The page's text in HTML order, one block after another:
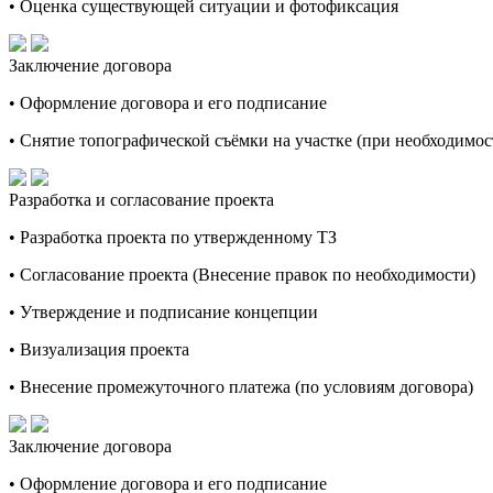
• Оценка существующей ситуации и фотофиксация
Заключение договора
• Оформление договора и его подписание
• Снятие топографической съёмки на участке (при
Разработка и согласование проекта
• Разработка проекта по утвержденному ТЗ
• Согласование проекта (Внесение правок по необходимости)
• Утверждение и подписание концепции
• Визуализация проекта
• Внесение промежуточного платежа (по условиям договора)
Заключение договора
• Оформление договора и его подписание